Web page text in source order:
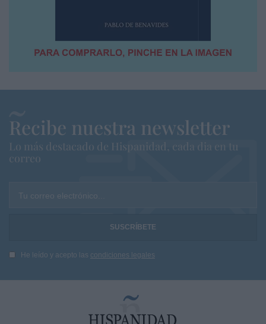
Recibe nuestra newsletter
Lo más destacado de Hispanidad, cada dia en tu
correo
Tu correo electrónico...
He leído y acepto las condiciones legales